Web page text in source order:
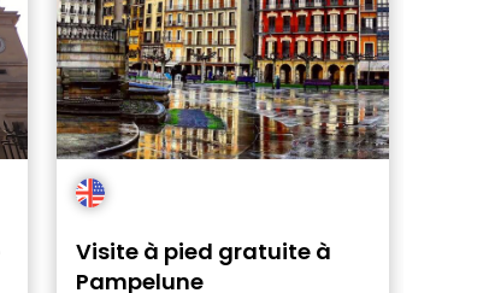
Visite à pied gratuite à
Pampelune